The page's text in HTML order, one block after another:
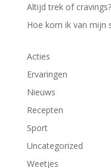
Altijd trek of cravings?
Hoe kom ik van mijn
Acties
Ervaringen
Nieuws
Recepten
Sport
Uncategorized
Weetjes